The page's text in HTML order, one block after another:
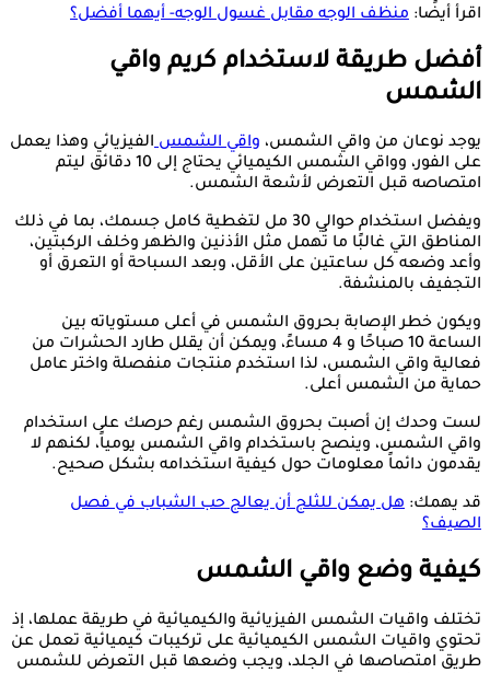
اقرأ أيضًا: منظف الوجه مقابل غسول الوجه- أيهما أفضل؟
أفضل طريقة لاستخدام كريم واقي
الشمس
يوجد نوعان من واقي الشمس، واقيالشمسالفيزيائي وهذا يعمل
على الفور، وواقي الشمس الكيميائي يحتاج إلى 10 دقائق ليتم
امتصاصه قبل التعرض لأشعة الشمس.
ويفضل استخدام حوالي 30 مل لتغطية كامل جسمك، بما في ذلك
المناطق التي غالبًا ما تُهمل مثل الأذنين والظهر وخلف الركبتين،
وأعد وضعه كل ساعتين على الأقل، وبعد السباحة أو التعرق أو
التجفيف بالمنشفة.
ويكون خطر الإصابة بحروق الشمس في أعلى مستوياته بين
الساعة 10 صباحًا و 4 مساءً، ويمكن أن يقلل طارد الحشرات من
فعالية واقي الشمس، لذا استخدم منتجات منفصلة واختر عامل
حماية من الشمس أعلى.
لست وحدك إن أصبت بحروق الشمس رغم حرصك على استخدام
واقي الشمس، وينصح باستخدام واقي الشمس يومياً، لكنهم لا
يقدمون دائماً معلومات حول كيفية استخدامه بشكل صحيح.
قد يهمك: هل يمكن للثلج أن يعالج حب الشباب في فصل
الصيف؟
كيفية وضع واقي الشمس
تختلف واقيات الشمس الفيزيائية والكيميائية في طريقة عملها، إذ
تحتوي واقيات الشمس الكيميائية على تركيبات كيميائية تعمل عن
طريق امتصاصها في الجلد، ويجب وضعها قبل التعرض للشمس